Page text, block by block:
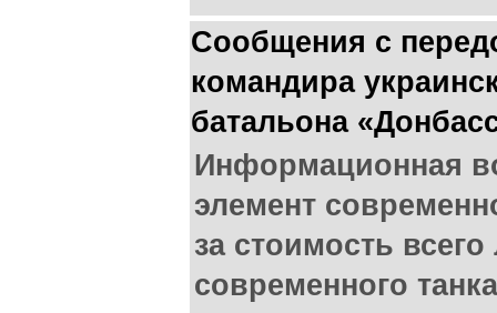
Сообщения с
командира
батальона
Информационная
элемент
за стоимость
современного